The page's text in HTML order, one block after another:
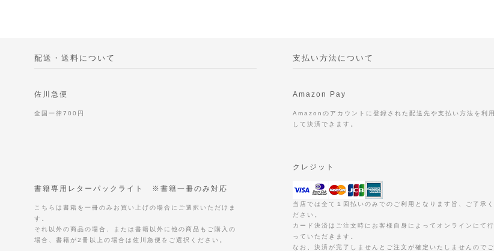
配送・送料について
佐川急便
全国一律700円
書籍専用レターパックライト ※書籍一冊のみ対応
こちらは書籍を一冊のみお買い上げの場合にご選択いただけま
す。
それ以外の商品の場合、または書籍以外に他の商品もご購入の
場合、書籍が2冊以上の場合は佐川急便をご選択ください。
支払い方法について
Amazon Pay
Amazonのアカウントに登録された配送先や支払い方法を利用
して決済できます。
クレジット
当店では全て１回払いのみでのご利用となります旨、ご了承く
ださい。
カード決済はご注文時にお客様自身によってオンラインにて行
っていただきます。
なお、決済が完了しませんとご注文が確定いたしませんのでご